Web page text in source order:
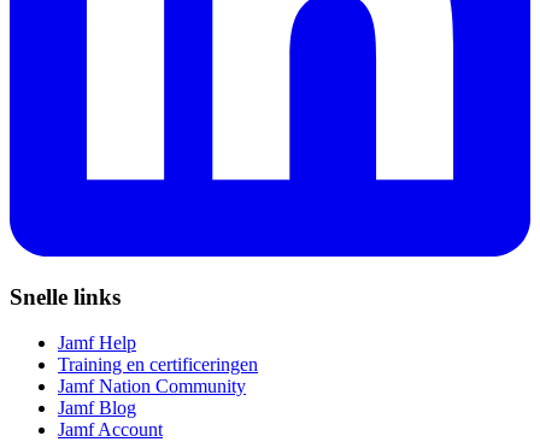
Snelle links
Jamf Help
Training en certificeringen
Jamf Nation Community
Jamf Blog
Jamf Account